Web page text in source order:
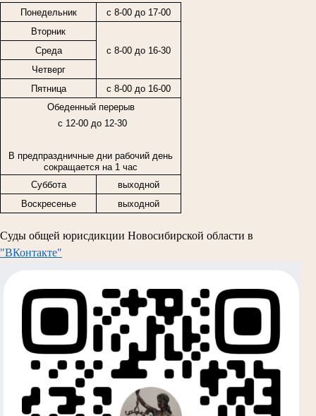
Понедельник
с 8-00 до 17-00
Вторник
с 8-00 до 16-30
Среда
Четверг
Пятница
с 8-00 до 16-00
Обеденный перерыв
с 12-00 до 12-30
В предпраздничные дни рабочий день
сокращается на 1 час
Суббота
выходной
Воскресенье
выходной
Суды общей юрисдикции Новосибирской области в
"ВКонтакте"